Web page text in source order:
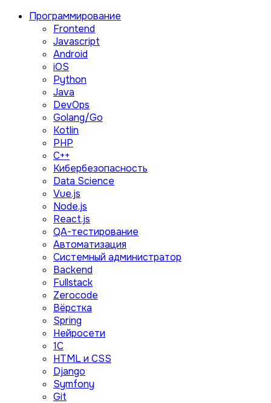
Программирование
Frontend
Javascript
Android
iOS
Python
Java
DevOps
Golang/Go
Kotlin
PHP
C++
Кибербезопасность
Data Science
Vue.js
Node.js
React.js
QA-тестирование
Автоматизация
Системный администратор
Backend
Fullstack
Zerocode
Вёрстка
Spring
Нейросети
1C
HTML и CSS
Django
Symfony
Git